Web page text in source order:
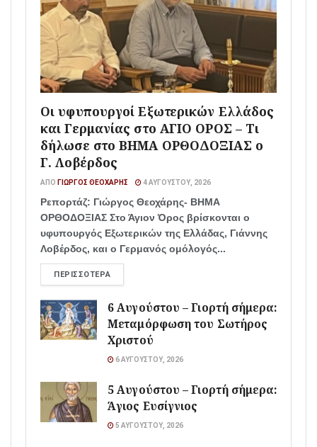
Οι υφυπουργοί Εξωτερικών Ελλάδος
και Γερμανίας στο ΑΓΙΟ ΟΡΟΣ – Τι
δήλωσε στο ΒΗΜΑ ΟΡΘΟΔΟΞΙΑΣ ο
Γ. Λοβέρδος
ΑΠΌ ΓΙΏΡΓΟΣ ΘΕΟΧΆΡΗΣ 4 ΑΥΓΟΎΣΤΟΥ, 2026
Ρεπορτάζ: Γιώργος Θεοχάρης- ΒΗΜΑ
ΟΡΘΟΔΟΞΙΑΣ Στο Άγιον Όρος βρίσκονται ο
υφυπουργός Εξωτερικών της Ελλάδας, Γιάννης
Λοβέρδος, και ο Γερμανός ομόλογός...
ΠΕΡΙΣΣΌΤΕΡΑ
6 Αυγούστου – Γιορτή σήμερα:
Μεταμόρφωση του Σωτήρος
Χριστού
6 ΑΥΓΟΎΣΤΟΥ, 2026
5 Αυγούστου – Γιορτή σήμερα:
Άγιος Ευσίγνιος
5 ΑΥΓΟΎΣΤΟΥ, 2026